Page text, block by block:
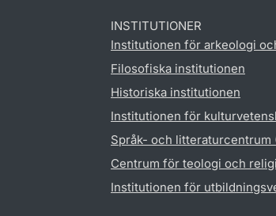
INSTITUTIONER
Institutionen för arkeologi
Filosofiska institutionen
Historiska institutionen
Institutionen för
Språk- och litteraturcentrum
Centrum för teologi och
Institutionen för